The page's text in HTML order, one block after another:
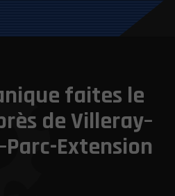
faites le
de Villeray–
Extension